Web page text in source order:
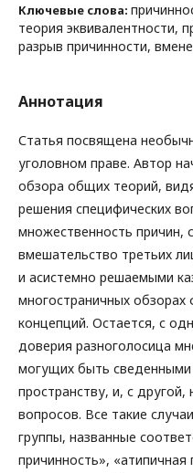
Ключевые слова:
теория эквивалентности,
разрыв причинности,
Аннотация
Статья посвящена
уголовном праве. Автор
обзора общих теорий,
решения специфических
множественность причин,
вмешательство третьих
и асистемно решаемыми
многостраничных
концепций. Остается, с
доверия разноголосица
могущих быть
пространству, и, с
вопросов. Все такие
группы, названные
причинность»,